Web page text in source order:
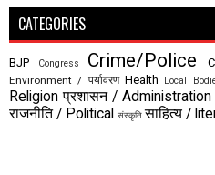
CATEGORIES
BJP Congress Crime/Police
Environment / पर्यावरण Health Local
Religion प्रशासन / Administration
राजनीति / Political संस्कृति साहित्य /